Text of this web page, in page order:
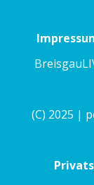
(C) 2025 |